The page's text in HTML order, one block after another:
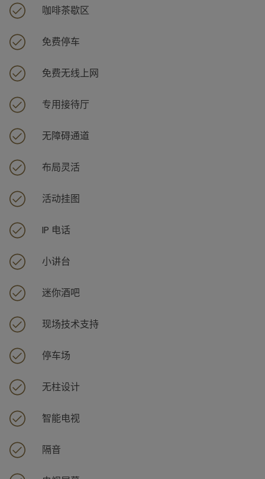
咖啡茶歇区
免费停车
免费无线上网
专用接待厅
无障碍通道
布局灵活
活动挂图
IP 电话
小讲台
迷你酒吧
现场技术支持
停车场
无柱设计
智能电视
隔音